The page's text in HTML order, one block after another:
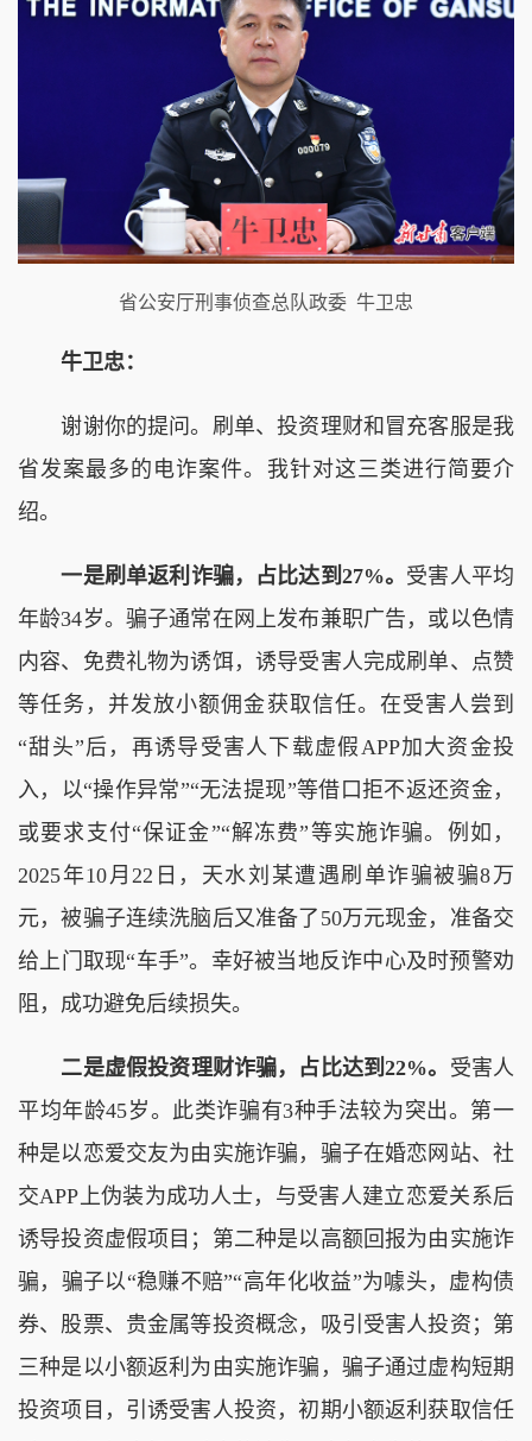
省公安厅刑事侦查总队政委 牛卫忠
牛卫忠：
谢谢你的提问。刷单、投资理财和冒充客服是我
省发案最多的电诈案件。我针对这三类进行简要介
绍。
一是刷单返利诈骗，占比达到27%。 受害人平均
年龄34岁。骗子通常在网上发布兼职广告，或以色情
内容、免费礼物为诱饵，诱导受害人完成刷单、点赞
等任务，并发放小额佣金获取信任。在受害人尝到
“甜头”后，再诱导受害人下载虚假APP加大资金投
入，以“操作异常”“无法提现”等借口拒不返还资金，
或要求支付“保证金”“解冻费”等实施诈骗。例如，
2025年10月22日，天水刘某遭遇刷单诈骗被骗8万
元，被骗子连续洗脑后又准备了50万元现金，准备交
给上门取现“车手”。幸好被当地反诈中心及时预警劝
阻，成功避免后续损失。
二是虚假投资理财诈骗，占比达到22%。 受害人
平均年龄45岁。此类诈骗有3种手法较为突出。第一
种是以恋爱交友为由实施诈骗，骗子在婚恋网站、社
交APP上伪装为成功人士，与受害人建立恋爱关系后
诱导投资虚假项目；第二种是以高额回报为由实施诈
骗，骗子以“稳赚不赔”“高年化收益”为噱头，虚构债
券、股票、贵金属等投资概念，吸引受害人投资；第
三种是以小额返利为由实施诈骗，骗子通过虚构短期
投资项目，引诱受害人投资，初期小额返利获取信任